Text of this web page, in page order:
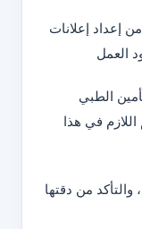
إعداد إعلانات
العمل
الطبي
في هذا
من دقتها